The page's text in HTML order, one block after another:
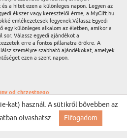
a hitet ezen a különleges napon. Legyen az
ékszer vagy keresztelői érme, a MyGift.hu
emlékezetesek legyenek.Válassz Egyedi
egy különleges alkalom az életben, amikor a
sor. Válassz egyedi ajándékot a
erre a fontos pillanatra örökre. A
személyre szabható ajándékokat, amelyek
ezen a szent napon.
od chrzestnego
als Taufpate
od kmotra
otca
Krikštynoms
kat) használ. A sütikről bővebben az
olvashatsz.. Elfogadom